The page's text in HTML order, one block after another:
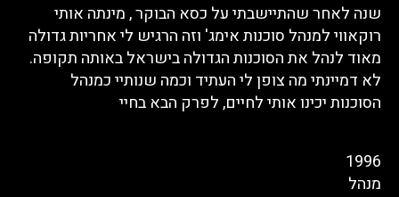
שנה לאחר שהתיישבתי על כסא הבוקר , מינתה אותי
רוקאווי למנהל סוכנות אימג' וזה הרגיש לי אחריות גדולה
מאוד לנהל את הסוכנות הגדולה בישראל באותה תקופה.
לא דמיינתי מה צופן לי העתיד וכמה שנותיי כמנהל
הסוכנות יכינו אותי לחיים, לפרק הבא בחיי
1996
מנהל